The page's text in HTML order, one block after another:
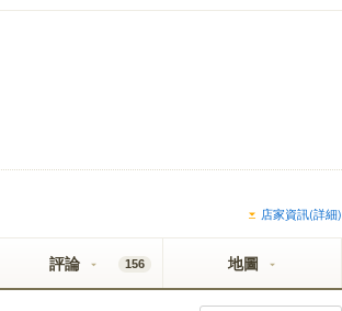
店家資訊(詳細)
評論 156 地圖